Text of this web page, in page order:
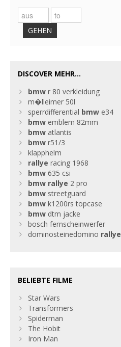
GEHEN
DISCOVER MEHR...
bmw r 80 verkleidung
m�lleimer 50l
sperrdifferential bmw e34
bmw emblem 82mm
bmw atlantis
bmw r51/3
klapphelm
rallye racing 1968
bmw 635 csi
bmw rallye 2 pro
bmw streetguard
bmw k1200rs topcase
bmw dtm jacke
bosch fernscheinwerfer
dominosteinedomino rallye
BELIEBTE FILME
Star Wars
Transformers
Spiderman
The Hobit
Iron Man